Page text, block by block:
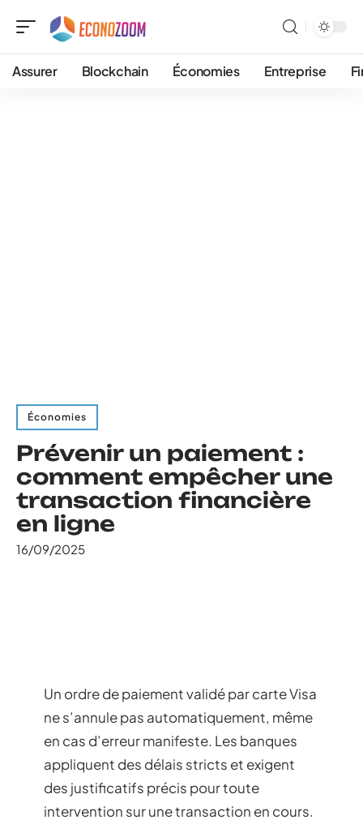
Assurer Blockchain Économies Entreprise
Économies
Prévenir un paiement :
comment empêcher une
transaction financière
en ligne
16/09/2025
Un ordre de paiement validé par carte Visa
ne s’annule pas automatiquement, même
en cas d’erreur manifeste. Les banques
appliquent des délais stricts et exigent
des justificatifs précis pour toute
intervention sur une transaction en cours.